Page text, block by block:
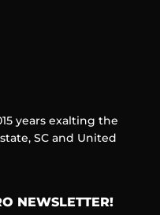
years exalting the
SC and United
NEWSLETTER!